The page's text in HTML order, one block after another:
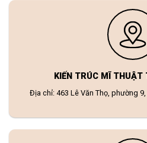
KIẾN TRÚC MĨ THUẬT
Địa chỉ: 463 Lê Văn Thọ, phường